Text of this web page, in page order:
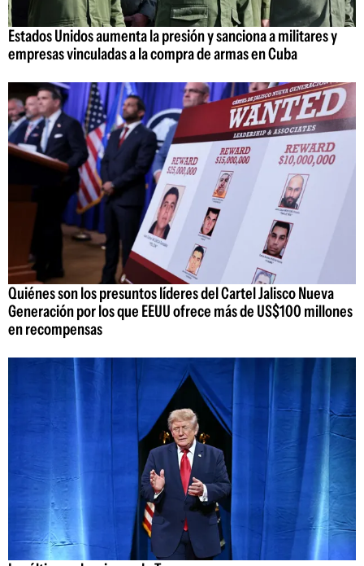
Estados Unidos aumenta la presión y sanciona a militares y
empresas vinculadas a la compra de armas en Cuba
Quiénes son los presuntos líderes del Cartel Jalisco Nueva
Generación por los que EEUU ofrece más de US$100 millones
en recompensas